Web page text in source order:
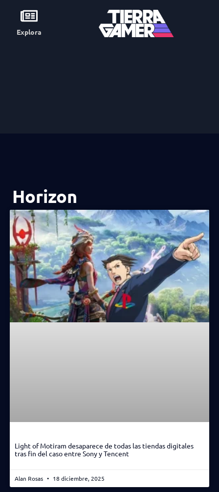
Explora
Horizon
Light of Motiram desaparece de todas las tiendas digitales
tras fin del caso entre Sony y Tencent
Alan Rosas 18 diciembre, 2025